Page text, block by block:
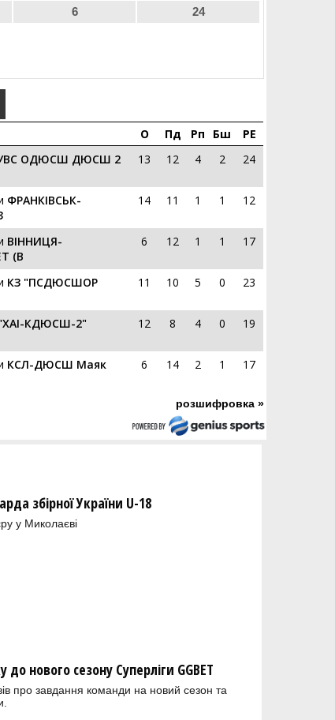
6 24
О Пд Рп Бш
РЕ
ОДЮСШ ДЮСШ 2
13 12 4 2 24
ФРАНКІВСЬК-
14 11 1 1 12
ВІННИЦЯ-
(В
6 12 1 1 17
КЗ "ПСДЮСШОР
11 10 5 0 23
КДЮСШ-2"
12 8 4 0 19
КСЛ-ДЮСШ Маяк
6 14 2 1 17
розшифровка »
збірної України U-18
у Миколаєві
нового сезону Суперліги GGBET
про завдання команди на новий сезон та